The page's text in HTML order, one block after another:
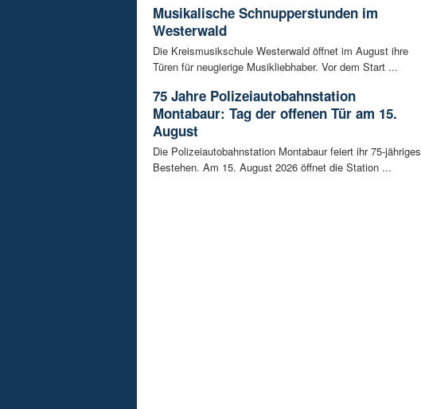
Musikalische Schnupperstunden im
Westerwald
Die Kreismusikschule Westerwald öffnet im August ihre
Türen für neugierige Musikliebhaber. Vor dem Start ...
75 Jahre Polizeiautobahnstation
Montabaur: Tag der offenen Tür am 15.
August
Die Polizeiautobahnstation Montabaur feiert ihr 75-jähriges
Bestehen. Am 15. August 2026 öffnet die Station ...